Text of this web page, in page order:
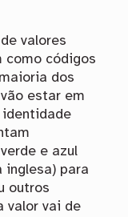
valores
como códigos
dos
estar em
identidade
e azul
inglesa) para
outros
valor vai de